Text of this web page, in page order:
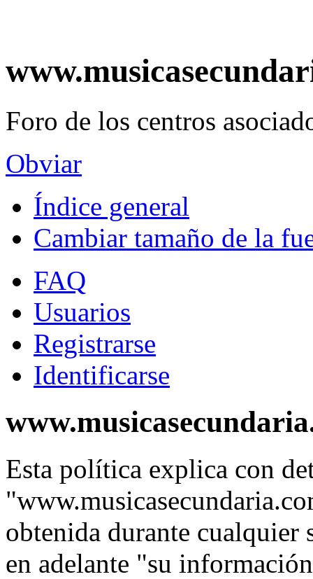
Foro de los centros
Obviar
Índice general
Cambiar tamaño de la
FAQ
Usuarios
Registrarse
Identificarse
Esta política explica con
obtenida durante cualquier
en adelante "su